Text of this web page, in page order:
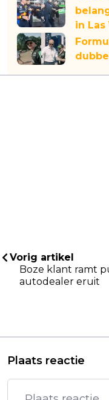
in
Vorig artikel
Boze klant ramt
autodealer eruit
Plaats reactie